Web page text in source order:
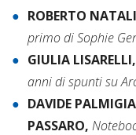
ROBERTO
primo di Sophie
GIULIA LISARELLI,
anni di spunti su
DAVIDE
PASSARO,